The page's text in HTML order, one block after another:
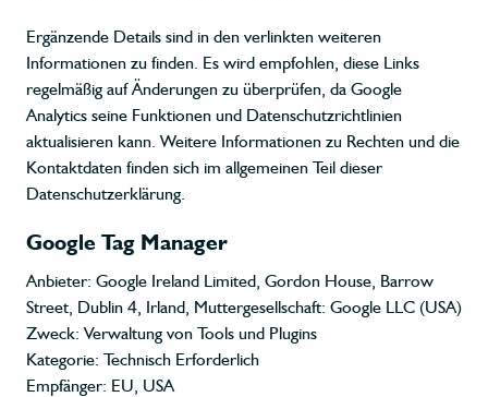
Ergänzende Details sind in den verlinkten weiteren
Informationen zu finden. Es wird empfohlen, diese Links
regelmäßig auf Änderungen zu überprüfen, da Google
Analytics seine Funktionen und Datenschutzrichtlinien
aktualisieren kann. Weitere Informationen zu Rechten und die
Kontaktdaten finden sich im allgemeinen Teil dieser
Datenschutzerklärung.
Google Tag Manager
Anbieter: Google Ireland Limited, Gordon House, Barrow
Street, Dublin 4, Irland, Muttergesellschaft: Google LLC (USA)
Zweck: Verwaltung von Tools und Plugins
Kategorie: Technisch Erforderlich
Empfänger: EU, USA